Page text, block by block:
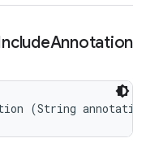
Annotation
(String